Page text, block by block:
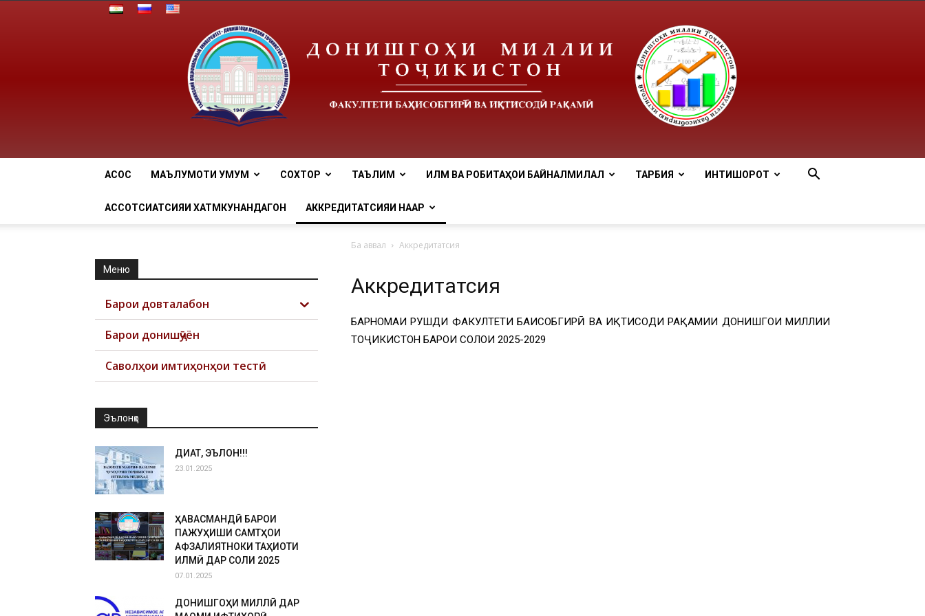
АСОСӢ МАЪЛУМОТИ УМУМӢ СОХТОР ТАЪЛИМ ИЛМ ВА РОБИТАҲОИ БАЙНАЛМИЛАЛӢ ТАРБИЯ ИНТИШОРОТ
АССОТСИАТСИЯИ ХАТМКУНАНДАГОН АККРЕДИТАТСИЯИ НААР
Ба аввал Аккредитатсия
Аккредитатсия
БАРНОМАИ РУШДИ ФАКУЛТЕТИ БАҲИСОБГИРӢ ВА ИҚТИСОДИ РАҚАМИИ ДОНИШГОҲИ МИЛЛИИ
ТОҶИКИСТОН БАРОИ СОЛҲОИ 2025-2029
Меню
Барои довталабон
Барои донишҷӯён
Саволҳои имтиҳонҳои тестӣ
Эълонҳо
ДИҚҚАТ, ЭЪЛОН!!!
23.01.2025
ҲАВАСМАНДӢ БАРОИ
ПАЖУҲИШИ САМТҲОИ
АФЗАЛИЯТНОКИ ТАҲҚИҚОТИ
ИЛМӢ ДАР СОЛИ 2025
07.01.2025
ДОНИШГОҲИ МИЛЛӢ ДАР